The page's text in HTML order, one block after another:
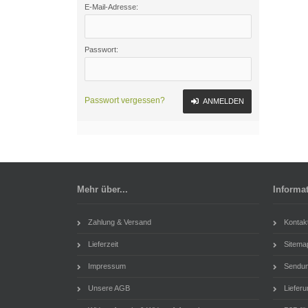
E-Mail-Adresse:
Passwort:
Passwort vergessen? ANMELDEN
Mehr über...
Zahlung & Versand
Lieferzeit
Impressum
Unsere AGB